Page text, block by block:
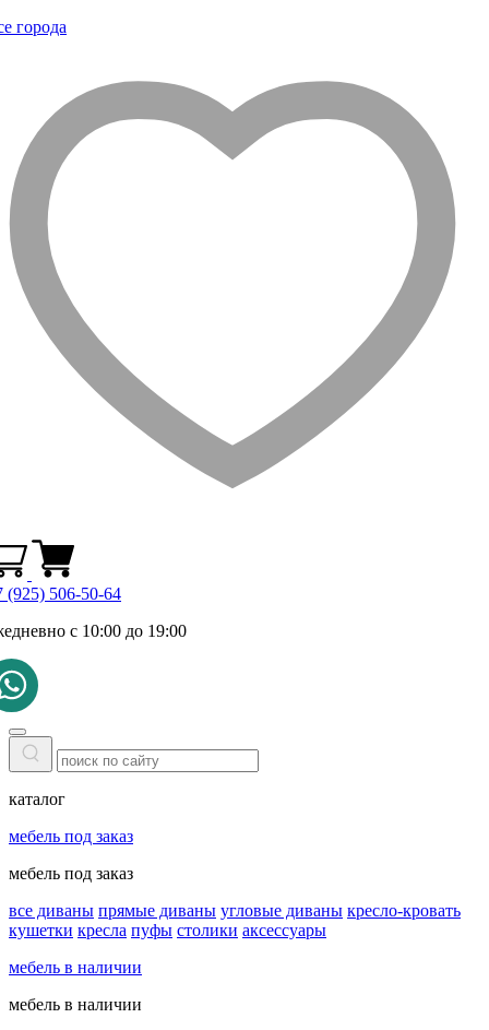
города
(925) 506-50-64
с 10:00 до 19:00
каталог
мебель под заказ
мебель под заказ
все диваны прямые диваны угловые диваны кресло-кровать
кушетки кресла пуфы столики аксессуары
мебель в наличии
мебель в наличии